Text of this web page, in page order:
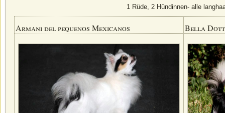
1 Rüde, 2 Hündinnen- alle
Armani del pequenos Mexicanos Bella